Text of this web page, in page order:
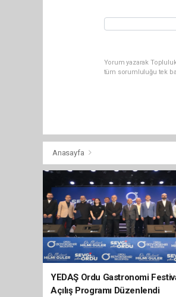
Yorum yazarak
tüm sorumluluğu tek
Anasayfa
YEDAŞ Ordu Gastronomi
Açılış Programı Düzenlendi